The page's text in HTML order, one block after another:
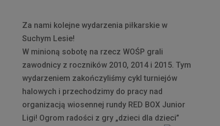
Za nami kolejne wydarzenia piłkarskie w
Suchym Lesie!
W minioną sobotę na rzecz WOŚP grali
zawodnicy z roczników 2010, 2014 i 2015. Tym
wydarzeniem zakończyliśmy cykl turniejów
halowych i przechodzimy do pracy nad
organizacją wiosennej rundy RED BOX Junior
Ligi! Ogrom radości z gry „dzieci dla dzieci”